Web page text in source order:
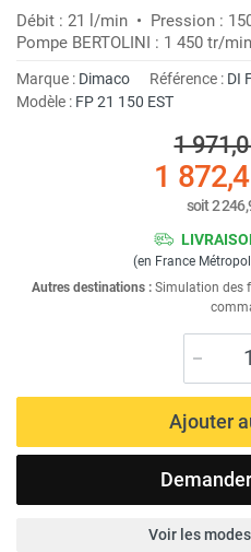
Débit : 21 l/min • Pression :
Pompe BERTOLINI : 1 450 tr/
Marque : Dimaco Référence : DI
Modèle : FP 21 150 EST
1
1
soit2
(en France
Autres destinations : Simulation des
Ajouter
Voir les